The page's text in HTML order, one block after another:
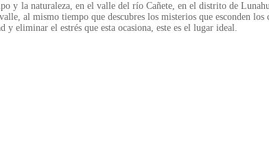
y la naturaleza, en el valle del río Cañete, en el distrito de
al mismo tiempo que descubres los misterios que esconden
y eliminar el estrés que esta ocasiona, este es el lugar ideal.